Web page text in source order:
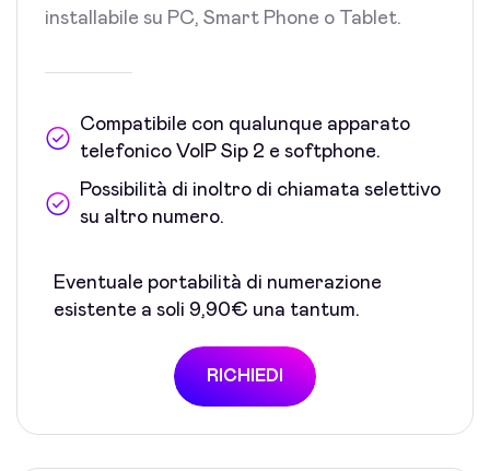
installabile su PC, Smart Phone o Tablet.
Compatibile con qualunque apparato
telefonico VoIP Sip 2 e softphone.
Possibilità di inoltro di chiamata selettivo
su altro numero.
Eventuale portabilità di numerazione
esistente a soli 9,90€ una tantum.
RICHIEDI